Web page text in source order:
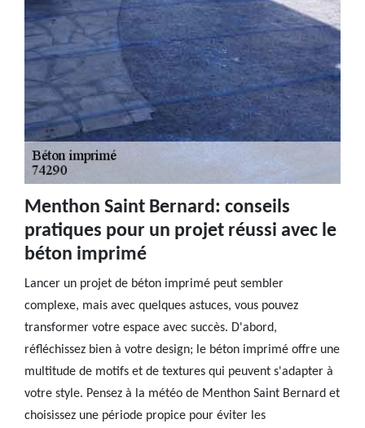
Menthon Saint Bernard: conseils
pratiques pour un projet réussi avec le
béton imprimé
Lancer un projet de béton imprimé peut sembler
complexe, mais avec quelques astuces, vous pouvez
transformer votre espace avec succès. D'abord,
réfléchissez bien à votre design; le béton imprimé offre une
multitude de motifs et de textures qui peuvent s'adapter à
votre style. Pensez à la météo de Menthon Saint Bernard et
choisissez une période propice pour éviter les